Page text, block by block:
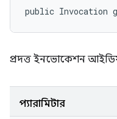
public Invocation
প্রদত্ত ইনভোকেশন
প্যারামিটার